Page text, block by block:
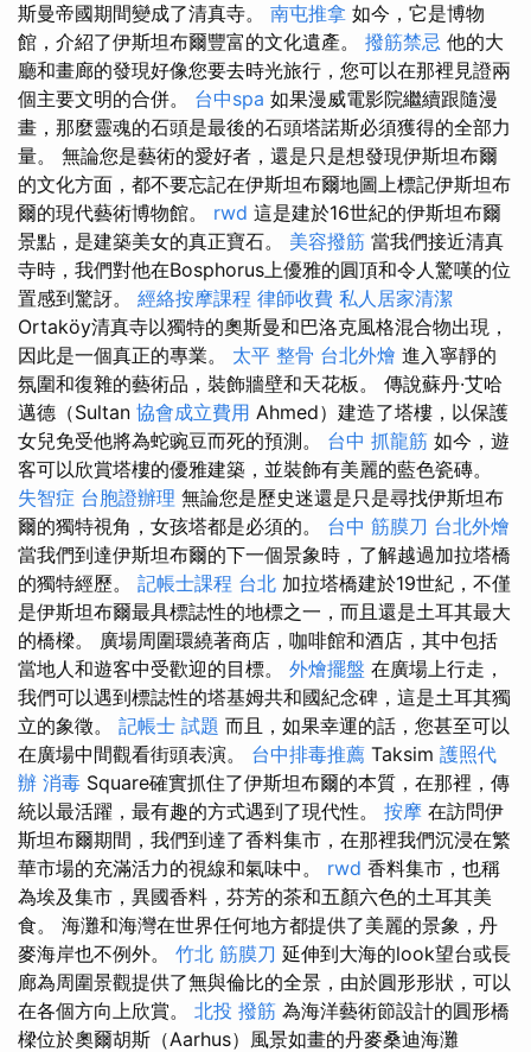
斯曼帝國期間變成了清真寺。 南屯推拿 如今，它是博物
館，介紹了伊斯坦布爾豐富的文化遺產。 撥筋禁忌 他的大
廳和畫廊的發現好像您要去時光旅行，您可以在那裡見證兩
個主要文明的合併。 台中spa 如果漫威電影院繼續跟隨漫
畫，那麼靈魂的石頭是最後的石頭塔諾斯必須獲得的全部力
量。 無論您是藝術的愛好者，還是只是想發現伊斯坦布爾
的文化方面，都不要忘記在伊斯坦布爾地圖上標記伊斯坦布
爾的現代藝術博物館。 rwd 這是建於16世紀的伊斯坦布爾
景點，是建築美女的真正寶石。 美容撥筋 當我們接近清真
寺時，我們對他在Bosphorus上優雅的圓頂和令人驚嘆的位
置感到驚訝。 經絡按摩課程 律師收費 私人居家清潔
Ortaköy清真寺以獨特的奧斯曼和巴洛克風格混合物出現，
因此是一個真正的專業。 太平 整骨 台北外燴 進入寧靜的
氛圍和復雜的藝術品，裝飾牆壁和天花板。 傳說蘇丹·艾哈
邁德（Sultan 協會成立費用 Ahmed）建造了塔樓，以保護
女兒免受他將為蛇豌豆而死的預測。 台中 抓龍筋 如今，遊
客可以欣賞塔樓的優雅建築，並裝飾有美麗的藍色瓷磚。
失智症 台胞證辦理 無論您是歷史迷還是只是尋找伊斯坦布
爾的獨特視角，女孩塔都是必須的。 台中 筋膜刀 台北外燴
當我們到達伊斯坦布爾的下一個景象時，了解越過加拉塔橋
的獨特經歷。 記帳士課程 台北 加拉塔橋建於19世紀，不僅
是伊斯坦布爾最具標誌性的地標之一，而且還是土耳其最大
的橋樑。 廣場周圍環繞著商店，咖啡館和酒店，其中包括
當地人和遊客中受歡迎的目標。 外燴擺盤 在廣場上行走，
我們可以遇到標誌性的塔基姆共和國紀念碑，這是土耳其獨
立的象徵。 記帳士 試題 而且，如果幸運的話，您甚至可以
在廣場中間觀看街頭表演。 台中排毒推薦 Taksim 護照代
辦 消毒 Square確實抓住了伊斯坦布爾的本質，在那裡，傳
統以最活躍，最有趣的方式遇到了現代性。 按摩 在訪問伊
斯坦布爾期間，我們到達了香料集市，在那裡我們沉浸在繁
華市場的充滿活力的視線和氣味中。 rwd 香料集市，也稱
為埃及集市，異國香料，芬芳的茶和五顏六色的土耳其美
食。 海灘和海灣在世界任何地方都提供了美麗的景象，丹
麥海岸也不例外。 竹北 筋膜刀 延伸到大海的look望台或長
廊為周圍景觀提供了無與倫比的全景，由於圓形形狀，可以
在各個方向上欣賞。 北投 撥筋 為海洋藝術節設計的圓形橋
樑位於奧爾胡斯（Aarhus）風景如畫的丹麥桑迪海灘